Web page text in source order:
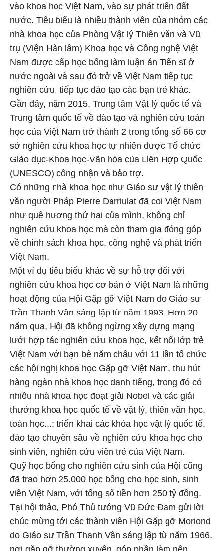
vào khoa học Việt Nam, vào sự phát triển đất
nước. Tiêu biểu là nhiều thành viên của nhóm các
nhà khoa học của Phòng Vật lý Thiên văn và Vũ
trụ (Viện Hàn lâm) Khoa học và Công nghệ Việt
Nam được cấp học bổng làm luận án Tiến sĩ ở
nước ngoài và sau đó trở về Việt Nam tiếp tục
nghiên cứu, tiếp tục đào tạo các bạn trẻ khác.
Gần đây, năm 2015, Trung tâm Vật lý quốc tế và
Trung tâm quốc tế về đào tạo và nghiên cứu toán
học của Việt Nam trở thành 2 trong tổng số 66 cơ
sở nghiên cứu khoa học tự nhiên được Tổ chức
Giáo dục-Khoa học-Văn hóa của Liên Hợp Quốc
(UNESCO) công nhận và bảo trợ.
Có những nhà khoa học như Giáo sư vật lý thiên
văn người Pháp Pierre Darriulat đã coi Việt Nam
như quê hương thứ hai của mình, không chỉ
nghiên cứu khoa học mà còn tham gia đóng góp
về chính sách khoa học, công nghệ và phát triển
Việt Nam.
Một ví dụ tiêu biểu khác về sự hỗ trợ đối với
nghiên cứu khoa học cơ bản ở Việt Nam là những
hoạt động của Hội Gặp gỡ Việt Nam do Giáo sư
Trần Thanh Vân sáng lập từ năm 1993. Hơn 20
năm qua, Hội đã không ngừng xây dựng mạng
lưới hợp tác nghiên cứu khoa học, kết nối lớp trẻ
Việt Nam với bạn bè năm châu với 11 lần tổ chức
các hội nghị khoa học Gặp gỡ Việt Nam, thu hút
hàng ngàn nhà khoa học danh tiếng, trong đó có
nhiều nhà khoa học đoạt giải Nobel và các giải
thưởng khoa học quốc tế về vật lý, thiên văn học,
toán học...; triển khai các khóa học vật lý quốc tế,
đào tạo chuyên sâu về nghiên cứu khoa học cho
sinh viên, nghiên cứu viên trẻ của Việt Nam.
Quỹ học bổng cho nghiên cứu sinh của Hội cũng
đã trao hơn 25.000 học bổng cho học sinh, sinh
viên Việt Nam, với tổng số tiền hơn 250 tỷ đồng.
Tại hội thảo, Phó Thủ tướng Vũ Đức Đam gửi lời
chúc mừng tới các thành viên Hội Gặp gỡ Moriond
do Giáo sư Trần Thanh Vân sáng lập từ năm 1966,
nơi gặp gỡ thường xuyên, góp phần làm nên